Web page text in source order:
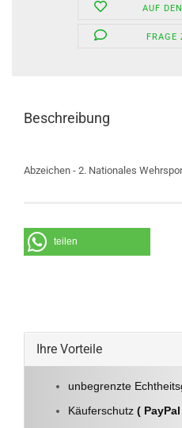
AUF
FRAGE
Beschreibung
Abzeichen - 2. Nationales
teilen
Ihre Vorteile
unbegrenzte
Käuferschutz ( PayPal